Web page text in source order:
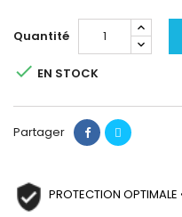
Quantité
 EN STOCK
Partager
PROTECTION